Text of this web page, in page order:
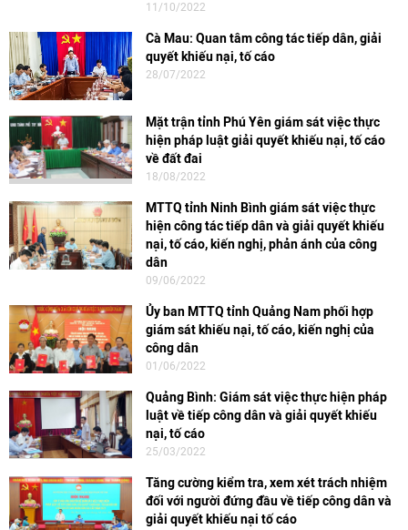
11/10/2022
Cà Mau: Quan tâm công tác tiếp dân, giải
quyết khiếu nại, tố cáo
28/07/2022
Mặt trận tỉnh Phú Yên giám sát việc thực
hiện pháp luật giải quyết khiếu nại, tố cáo
về đất đai
18/08/2022
MTTQ tỉnh Ninh Bình giám sát việc thực
hiện công tác tiếp dân và giải quyết khiếu
nại, tố cáo, kiến nghị, phản ánh của công
dân
09/06/2022
Ủy ban MTTQ tỉnh Quảng Nam phối hợp
giám sát khiếu nại, tố cáo, kiến nghị của
công dân
01/06/2022
Quảng Bình: Giám sát việc thực hiện pháp
luật về tiếp công dân và giải quyết khiếu
nại, tố cáo
25/03/2022
Tăng cường kiểm tra, xem xét trách nhiệm
đối với người đứng đầu về tiếp công dân và
giải quyết khiếu nại tố cáo